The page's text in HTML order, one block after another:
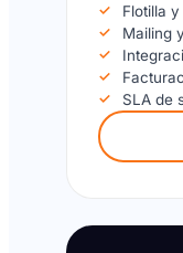
Flotilla
Mailing
SLA de